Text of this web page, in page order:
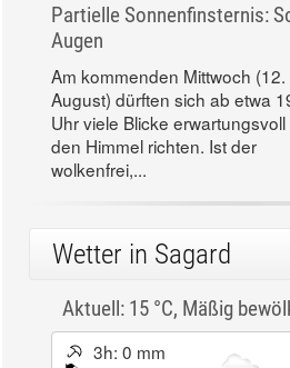
Partielle Sonnenfinsternis:
Augen
Am kommenden Mittwoch (12.
August) dürften sich ab etwa
Uhr viele Blicke erwartungsvoll
den Himmel richten. Ist der
wolkenfrei,...
Wetter in Sagard
Aktuell: 15 °C, Mäßig
3h: 0 mm